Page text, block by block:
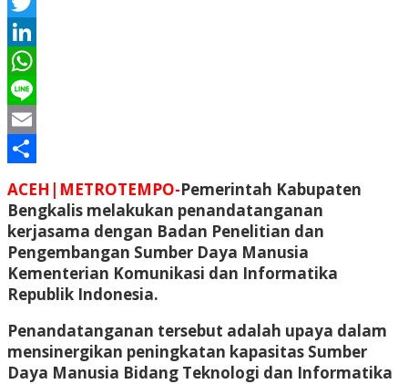
Twitter
LinkedIn
WhatsApp
Line
Email
ACEH |METROTEMPO-Pemerintah Kabupaten
Bengkalis melakukan penandatanganan
kerjasama dengan Badan Penelitian dan
Pengembangan Sumber Daya Manusia
Kementerian Komunikasi dan Informatika
Republik Indonesia.
Penandatanganan tersebut adalah upaya dalam
mensinergikan peningkatan kapasitas Sumber
Daya Manusia Bidang Teknologi dan Informatika